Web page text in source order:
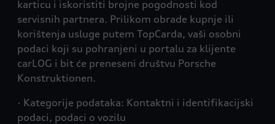
karticu i iskoristiti brojne pogodnosti kod
servisnih partnera. Prilikom obrade kupnje ili
korištenja usluge putem TopCarda, vaši osobni
podaci koji su pohranjeni u portalu za klijente
carLOG i bit će preneseni društvu Porsche
Konstruktionen.
· Kategorije podataka: Kontaktni i identifikacijski
podaci, podaci o vozilu